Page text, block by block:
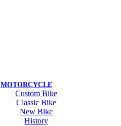
MOTORCYCLE
Custom Bike
Classic Bike
New Bike
History